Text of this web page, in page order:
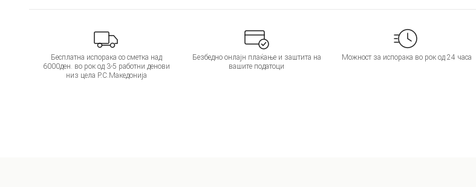
Бесплатна испорака со сметка над
6000ден. во рок од 3-5 работни денови
низ цела Р.С.Македонија
Безбедно онлајн плаќање и заштита на
вашите податоци
Можност за испорака во рок од 24 часа